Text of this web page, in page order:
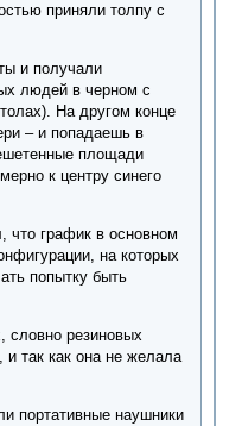
приняли толпу с
и получали
людей в черном с
На другом конце
– и попадаешь в
площади
к центру синего
что график в основном
на которых
попытку быть
словно резиновых
так как она не желала
портативные наушники